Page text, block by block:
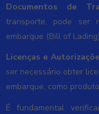
Documentos de
transporte, pode ser
embarque (Bill of
Licenças e
ser necessário obter
embarque, como
É fundamental